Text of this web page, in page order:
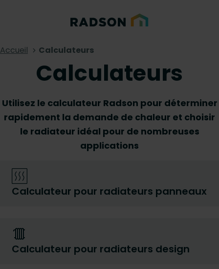
Accueil Calculateurs
Calculateurs
Utilisez le calculateur Radson pour déterminer
rapidement la demande de chaleur et choisir
le radiateur idéal pour de nombreuses
applications
Calculateur pour radiateurs panneaux
Calculateur pour radiateurs design